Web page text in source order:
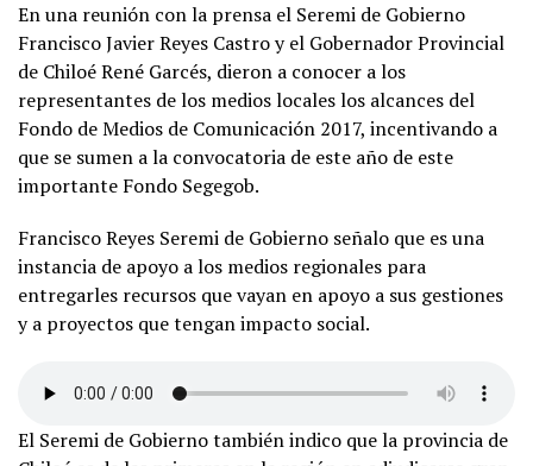
En una reunión con la prensa el Seremi de Gobierno
Francisco Javier Reyes Castro y el Gobernador Provincial
de Chiloé René Garcés, dieron a conocer a los
representantes de los medios locales los alcances del
Fondo de Medios de Comunicación 2017, incentivando a
que se sumen a la convocatoria de este año de este
importante Fondo Segegob.
Francisco Reyes Seremi de Gobierno señalo que es una
instancia de apoyo a los medios regionales para
entregarles recursos que vayan en apoyo a sus gestiones
y a proyectos que tengan impacto social.
El Seremi de Gobierno también indico que la provincia de